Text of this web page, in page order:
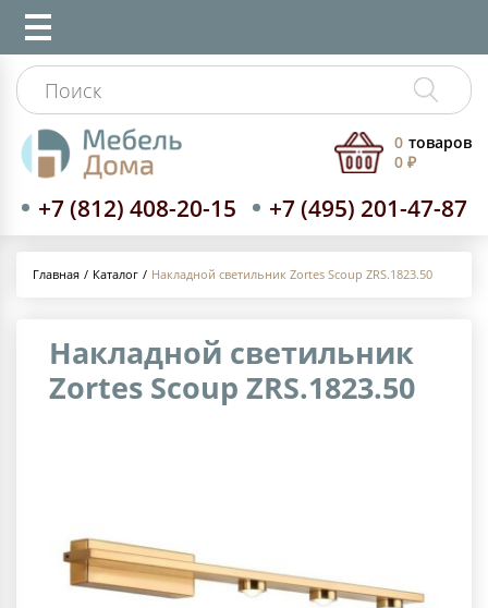
+7 (812) 408-20-15 +7 (495) 201-47-87
0 товаров
0 ₽
Главная Каталог Накладной светильник Zortes Scoup ZRS.1823.50
Накладной светильник
Zortes Scoup ZRS.1823.50